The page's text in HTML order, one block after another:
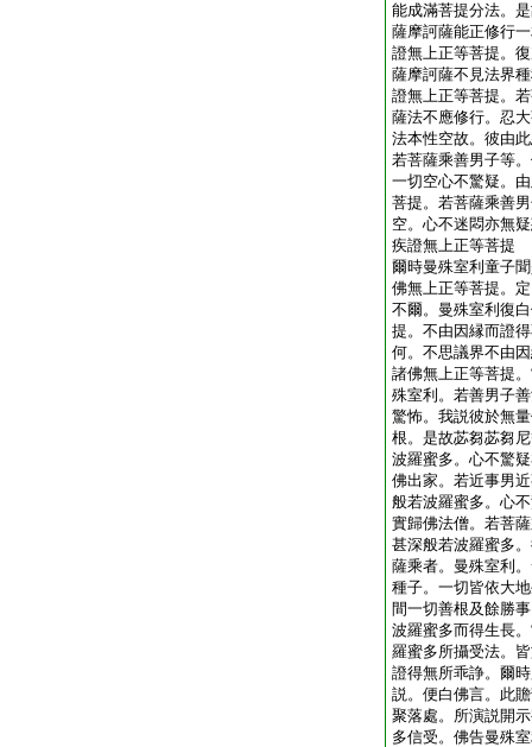
能成滿菩提分法。
薩摩訶薩能正修行
證無上正等菩提。
薩摩訶薩不見法界
證無上正等菩提。
薩法不應修行。忍
法本性空故。彼由
若菩薩乘善男子等
一切空心不驚疑。
菩提。若菩薩乘善
空。心不迷悶亦無
疾證無上正等菩提
爾時曼殊室利童子
佛無上正等菩提。
不爾。曼殊室利復
提。不由因縁而證
何。不思議界不由
諸佛無上正等菩提
殊室利。若善男子
驚怖。我説彼於無
根。是故苾芻苾芻
波羅蜜多。心不驚
佛出家。若近事男
般若波羅蜜多。心
實歸佛法僧。若菩
甚深般若波羅蜜多
薩乘者。曼殊室利
種子。一切皆依大
間一切善根及餘勝
波羅蜜多而得生長
羅蜜多所攝受法。
證得無所乖諍。爾
説。便白佛言。此
聚落處。所演説開
多信受。佛告曼殊